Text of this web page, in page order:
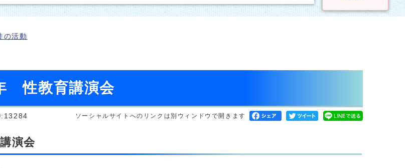
の活動
性教育講演会
ソーシャルサイトへのリンクは別ウィンドウで開きます
演会